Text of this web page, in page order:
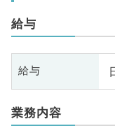
給与
給与
業務内容